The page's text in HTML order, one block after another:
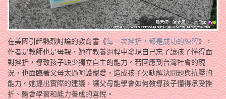
在美國引起熱烈討論的教育書《每一次挫折，都是成功的練習》，
作者是教師也是母親，她在教養過程中發現自己忘了讓孩子懂得面
對挫折，導致孩子缺少獨立自主的能力。若回應到台灣社會的現
況，也面臨著父母太過呵護寵愛，造成孩子欠缺解決問題與抗壓的
能力。她提出實際的建議，讓父母能學會如何教導孩子懂得承受挫
折、體會學習和能力養成的喜悅。